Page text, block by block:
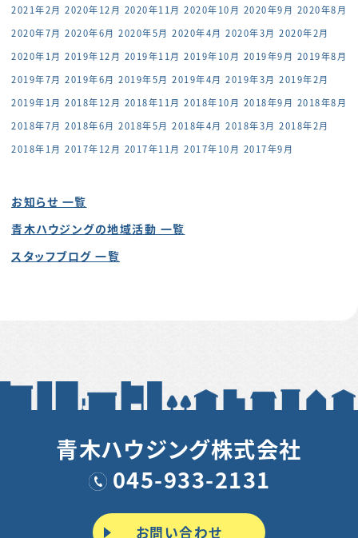
2021年2月 2020年12月 2020年11月 2020年10月 2020年9月 2020年8月
2020年7月 2020年6月 2020年5月 2020年4月 2020年3月 2020年2月
2020年1月 2019年12月 2019年11月 2019年10月 2019年9月 2019年8月
2019年7月 2019年6月 2019年5月 2019年4月 2019年3月 2019年2月
2019年1月 2018年12月 2018年11月 2018年10月 2018年9月 2018年8月
2018年7月 2018年6月 2018年5月 2018年4月 2018年3月 2018年2月
2018年1月 2017年12月 2017年11月 2017年10月 2017年9月
お知らせ 一覧
青木ハウジングの地域活動 一覧
スタッフブログ 一覧
青木ハウジング株式会社
045-933-2131
お問い合わせ